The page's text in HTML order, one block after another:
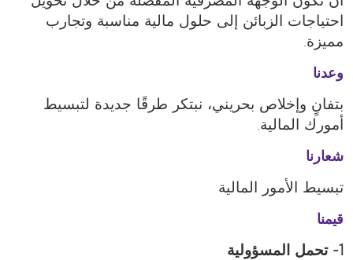
احتياجات الزبائن إلى حلول مالية مناسبة وتجارب
مميزة.
وعدنا
بتفانٍ وإخلاص بحريني، نبتكر طرقًا جديدة لتبسيط
أمورك المالية.
شعارنا
تبسيط الأمور المالية
قيمنا
1- تحمل المسؤولية